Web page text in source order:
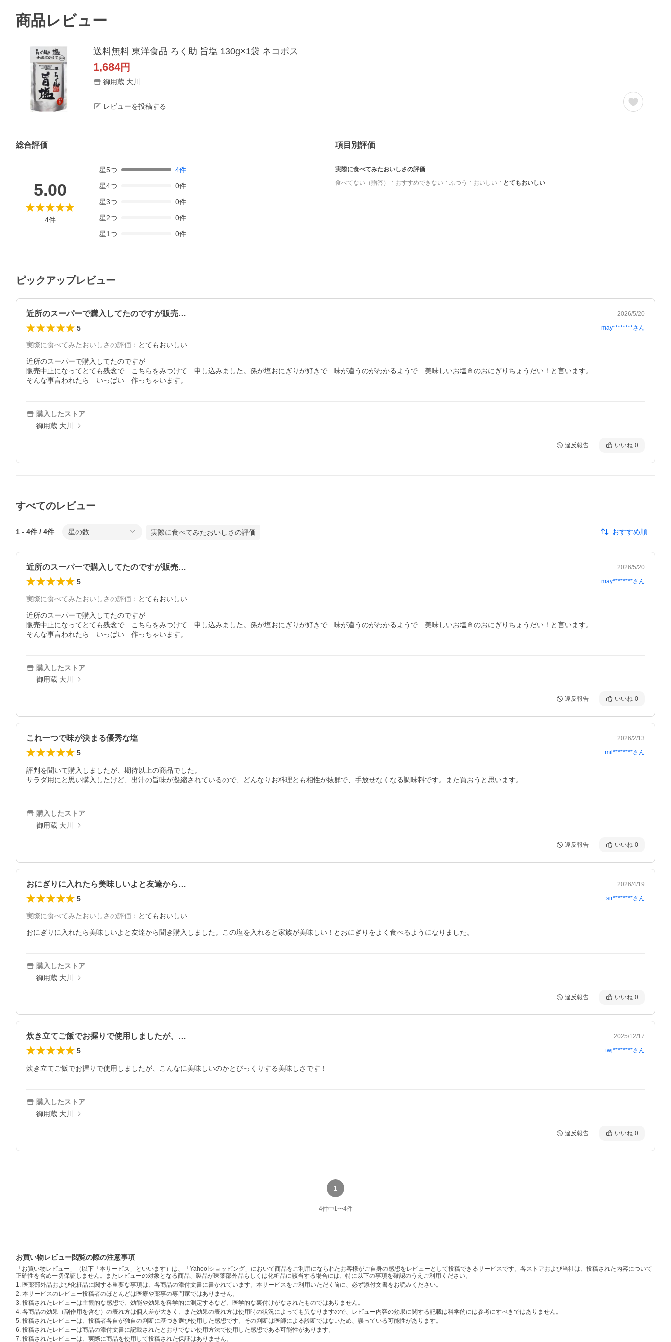
商品レビュー
送料無料 東洋食品 ろく助 旨塩 130g×1袋 ネコポス
1,684円
御用蔵 大川
レビューを投稿する
総合評価
5.00
4件
星5つ 4件
星4つ 0件
星3つ 0件
星2つ 0件
星1つ 0件
項目別評価
実際に食べてみたおいしさの評価
食べてない（贈答）
おすすめできない ふつう おいしい とてもおいしい
ピックアップレビュー
近所のスーパーで購入してたのですが販売… 2026/5/20
5 may********さん
実際に食べてみたおいしさの評価 ： とてもおいしい
近所のスーパーで購入してたのですが
販売中止になってとても残念で　こちらをみつけて　申し込みました。孫が塩おにぎりが好きで　味が違うのがわかるようで　美味しいお塩🧂のおにぎりちょうだい！と言います。
そんな事言われたら　いっぱい　作っちゃいます。
購入したストア
御用蔵 大川
違反報告 いいね 0
すべてのレビュー
1 - 4件 / 4件 星の数 実際に食べてみたおいしさの評価 おすすめ順
近所のスーパーで購入してたのですが販売… 2026/5/20
5 may********さん
実際に食べてみたおいしさの評価 ： とてもおいしい
近所のスーパーで購入してたのですが
販売中止になってとても残念で　こちらをみつけて　申し込みました。孫が塩おにぎりが好きで　味が違うのがわかるようで　美味しいお塩🧂のおにぎりちょうだい！と言います。
そんな事言われたら　いっぱい　作っちゃいます。
購入したストア
御用蔵 大川
違反報告 いいね 0
これ一つで味が決まる優秀な塩 2026/2/13
5 mil********さん
評判を聞いて購入しましたが、期待以上の商品でした。
サラダ用にと思い購入したけど、出汁の旨味が凝縮されているので、どんなりお料理とも相性が抜群で、手放せなくなる調味料です。また買おうと思います。
購入したストア
御用蔵 大川
違反報告 いいね 0
おにぎりに入れたら美味しいよと友達から… 2026/4/19
5 sir********さん
実際に食べてみたおいしさの評価 ： とてもおいしい
おにぎりに入れたら美味しいよと友達から聞き購入しました。この塩を入れると家族が美味しい！とおにぎりをよく食べるようになりました。
購入したストア
御用蔵 大川
違反報告 いいね 0
炊き立てご飯でお握りで使用しましたが、… 2025/12/17
5 twj********さん
購入したストア
御用蔵 大川
違反報告 いいね 0
1
4件中1〜4件
お買い物レビュー閲覧の際の注意事項
「お買い物レビュー」（以下「本サービス」といいます）は、「Yahoo!ショッピング」において商品をご利用になられたお客様がご自身の感想をレビューとして投稿できるサービスです。各ストアおよび当社は、投稿された内容について
正確性を含め一切保証しません。またレビューの対象となる商品、製品が医薬部外品もしくは化粧品に該当する場合には、特に以下の事項を確認のうえご利用ください。
1. 医薬部外品および化粧品に関する重要な事項は、各商品の添付文書に書かれています。本サービスをご利用いただく前に、必ず添付文書をお読みください。
2. 本サービスのレビュー投稿者のほとんどは医療や薬事の専門家ではありません。
3. 投稿されたレビューは主観的な感想で、効能や効果を科学的に測定するなど、医学的な裏付けがなされたものではありません。
4. 各商品の効果（副作用を含む）の表れ方は個人差が大きく、また効果の表れ方は使用時の状況によっても異なりますので、レビュー内容の効果に関する記載は科学的には参考にすべきではありません。
5. 投稿されたレビューは、投稿者各自が独自の判断に基づき選び使用した感想です。その判断は医師による診断ではないため、誤っている可能性があります。
6. 投稿されたレビューは商品の添付文書に記載されたとおりでない使用方法で使用した感想である可能性があります。
7. 投稿されたレビューは、実際に商品を使用して投稿された保証はありません。